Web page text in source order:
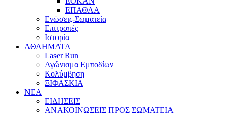
ΕΠΑΘΛΑ
Ενώσεις-Σωματεία
Επιτροπές
Ιστορία
ΑΘΛΗΜΑΤΑ
Laser Run
Αγώνισμα Εμποδίων
Κολύμβηση
ΞΙΦΑΣΚΙΑ
NEA
ΕΙΔΗΣΕΙΣ
ΑΝΑΚΟΙΝΩΣΕΙΣ ΠΡΟΣ ΣΩΜΑΤΕΙΑ